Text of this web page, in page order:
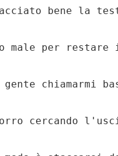
bene la
male per
chiamarmi
cercando